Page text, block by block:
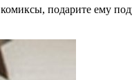
подарите ему